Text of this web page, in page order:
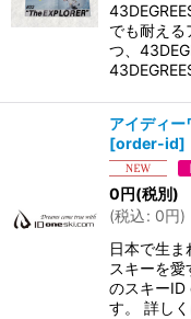
でも耐える
つ、
アイディー
[order-id]
0円(税別)
(税込: 0円)
日本で生
スキーを
のスキーID
す。 詳し